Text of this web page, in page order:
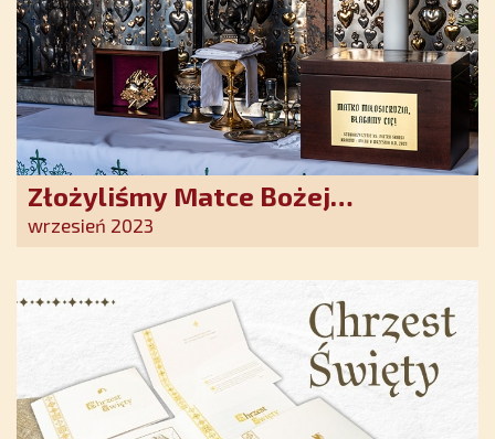
Złożyliśmy Matce Bożej
Ostrobramskiej pozłacane wotum
wrzesień 2023